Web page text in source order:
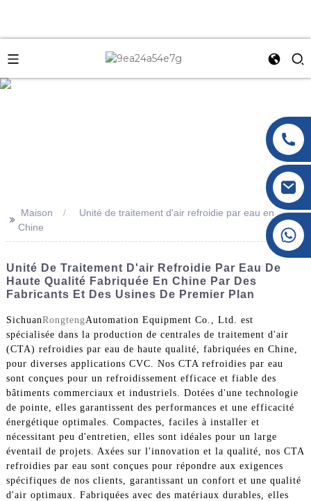
>> Maison
Unité de traitement d'air refroidie par eau en
Chine
Unité De Traitement D'air Refroidie Par Eau De
Haute Qualité Fabriquée En Chine Par Des
Fabricants Et Des Usines De Premier Plan
SichuanRongtengAutomation Equipment Co., Ltd. est
spécialisée dans la production de centrales de traitement d'air
(CTA) refroidies par eau de haute qualité, fabriquées en Chine,
pour diverses applications CVC. Nos CTA refroidies par eau
sont conçues pour un refroidissement efficace et fiable des
bâtiments commerciaux et industriels. Dotées d'une technologie
de pointe, elles garantissent des performances et une efficacité
énergétique optimales. Compactes, faciles à installer et
nécessitant peu d'entretien, elles sont idéales pour un large
éventail de projets. Axées sur l'innovation et la qualité, nos CTA
refroidies par eau sont conçues pour répondre aux exigences
spécifiques de nos clients, garantissant un confort et une qualité
d'air optimaux. Fabriquées avec des matériaux durables, elles